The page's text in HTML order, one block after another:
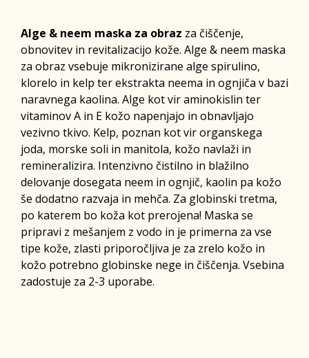
Alge & neem maska za obraz za čiščenje,
obnovitev in revitalizacijo kože. Alge & neem maska
za obraz vsebuje mikronizirane alge spirulino,
klorelo in kelp ter ekstrakta neema in ognjiča v bazi
naravnega kaolina. Alge kot vir aminokislin ter
vitaminov A in E kožo napenjajo in obnavljajo
vezivno tkivo. Kelp, poznan kot vir organskega
joda, morske soli in manitola, kožo navlaži in
remineralizira. Intenzivno čistilno in blažilno
delovanje dosegata neem in ognjič, kaolin pa kožo
še dodatno razvaja in mehča. Za globinski tretma,
po katerem bo koža kot prerojena! Maska se
pripravi z mešanjem z vodo in je primerna za vse
tipe kože, zlasti priporočljiva je za zrelo kožo in
kožo potrebno globinske nege in čiščenja. Vsebina
zadostuje za 2-3 uporabe.